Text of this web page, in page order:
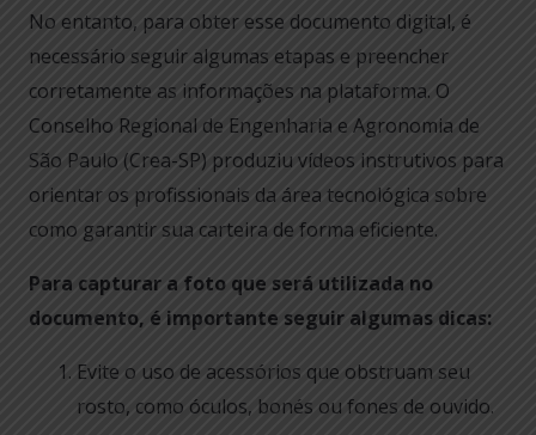
No entanto, para obter esse documento digital, é
necessário seguir algumas etapas e preencher
corretamente as informações na plataforma. O
Conselho Regional de Engenharia e Agronomia de
São Paulo (Crea-SP) produziu vídeos instrutivos para
orientar os profissionais da área tecnológica sobre
como garantir sua carteira de forma eficiente.
Para capturar a foto que será utilizada no
documento, é importante seguir algumas dicas:
Evite o uso de acessórios que obstruam seu
rosto, como óculos, bonés ou fones de ouvido.